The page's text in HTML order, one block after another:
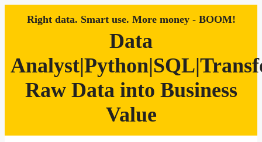
Right data. Smart use. More money - BOOM!
Data
Raw Data into Business
Value